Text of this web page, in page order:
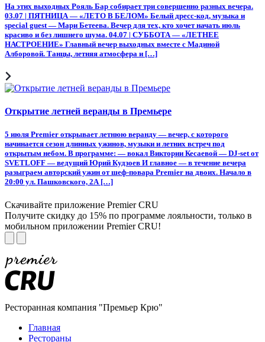
На этих выходных Рояль Бар собирает три совершенно разных вечера.
03.07 | ПЯТНИЦА — «ЛЕТО В БЕЛОМ» Белый дресс-код, музыка и
special guest — Мари Бетеева. Вечер для тех, кто хочет начать июль
красиво и без лишнего шума. 04.07 | СУББОТА — «ЛЕТНЕЕ
НАСТРОЕНИЕ» Главный вечер выходных вместе с Мадиной
Алборовой. Танцы, летняя атмосфера и […]
Открытие летней веранды в Премьере
5 июля Premier открывает летнюю веранду — вечер, с которого
начинается сезон длинных ужинов, музыки и летних встреч под
открытым небом. В программе: — вокал Виктории Кесаевой — DJ-set от
SVETLOFF — ведущий Юрий Кудзоев И главное — в течение вечера
разыграем авторский ужин от шеф-повара Premier на двоих. Начало в
20:00 ул. Пашковского, 2А […]
Скачивайте приложение Premier CRU
Получите скидку до 15% по программе лояльности, только в
мобильном приложении Premier CRU!
Ресторанная компания "Премьер Крю"
Главная
Рестораны